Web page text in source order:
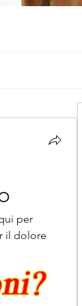
per
il dolore